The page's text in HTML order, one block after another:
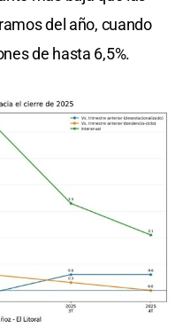
del año, cuando
de hasta 6,5%.